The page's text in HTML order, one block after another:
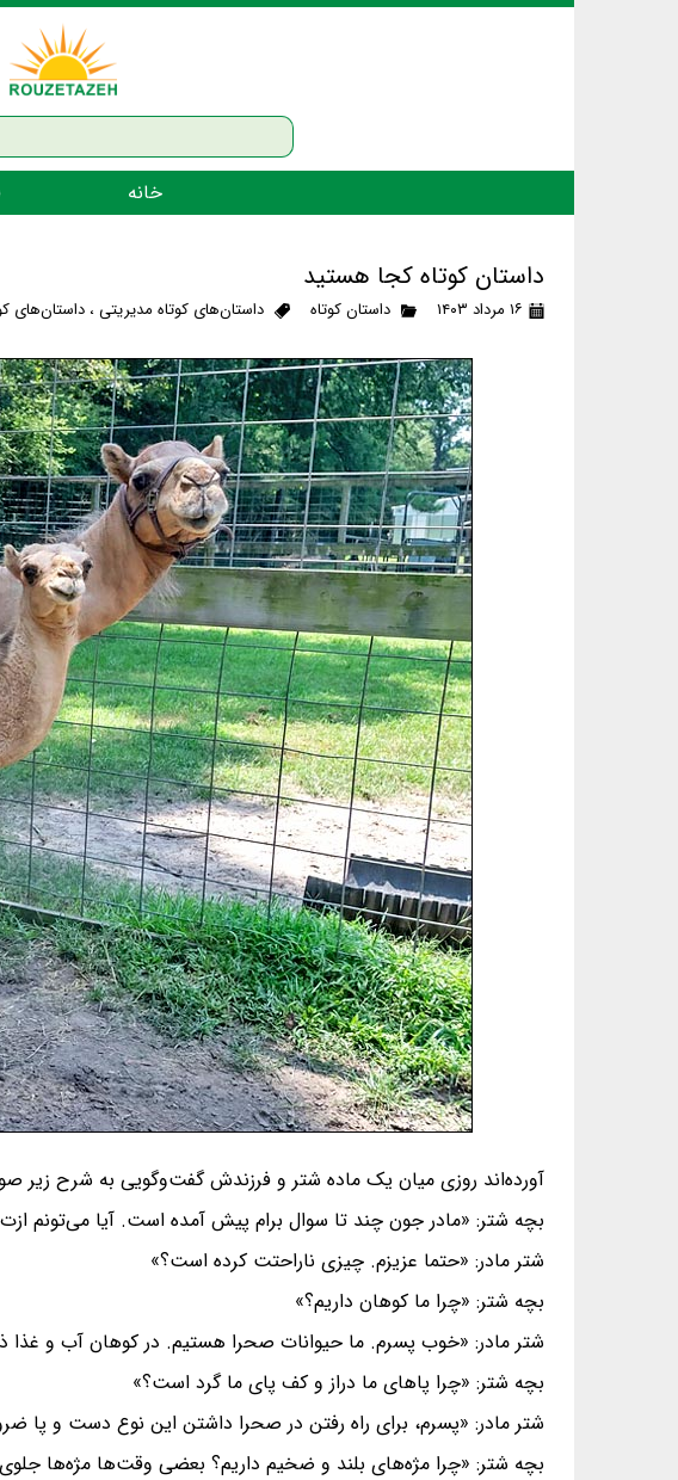
خانه
داستان کوتاه کجا هستید
۱۶ مرداد ۱۴۰۳ داستان کوتاه داستان‌های کوتاه مدیریتی، داستان‌های
آورده‌اند روزی میان یک ماده شتر و فرزندش گفت‌وگویی به شرح زیر
بچه شتر: «مادر جون چند تا سوال برام پیش آمده است. آیا می‌تونم
شتر مادر: «حتما عزیزم. چیزی ناراحتت کرده است؟»
بچه شتر: «چرا ما کوهان داریم؟»
شتر مادر: «خوب پسرم. ما حیوانات صحرا هستیم. در کوهان آب و غذا
بچه شتر: «چرا پاهای ما دراز و کف پای ما گرد است؟»
شتر مادر: «پسرم، برای راه رفتن در صحرا داشتن این نوع دست و پا
بچه شتر: «چرا مژه‌های بلند و ضخیم داریم؟ بعضی وقت‌ها مژه‌ها